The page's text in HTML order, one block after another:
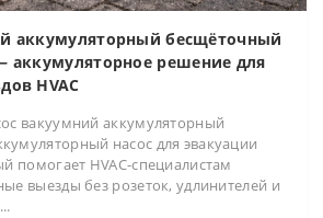
аккумуляторный бесщёточный
аккумуляторное решение для
HVAC
вакуумний аккумуляторный
насос для эвакуации
помогает HVAC-специалистам
выезды без розеток, удлинителей и